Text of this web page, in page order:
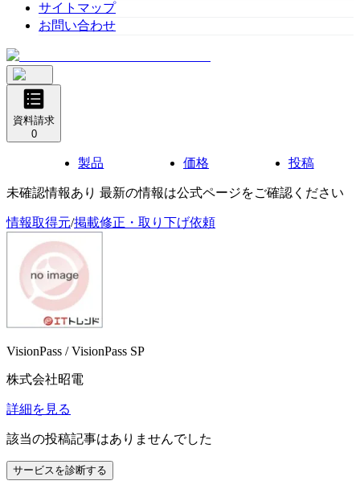
サイトマップ
お問い合わせ
資料請求
0
製品 価格 投稿
未確認情報あり 最新の情報は公式ページをご確認ください
情報取得元/掲載修正・取り下げ依頼
VisionPass / VisionPass SP
株式会社昭電
詳細を見る
該当の投稿記事はありませんでした
サービスを診断する